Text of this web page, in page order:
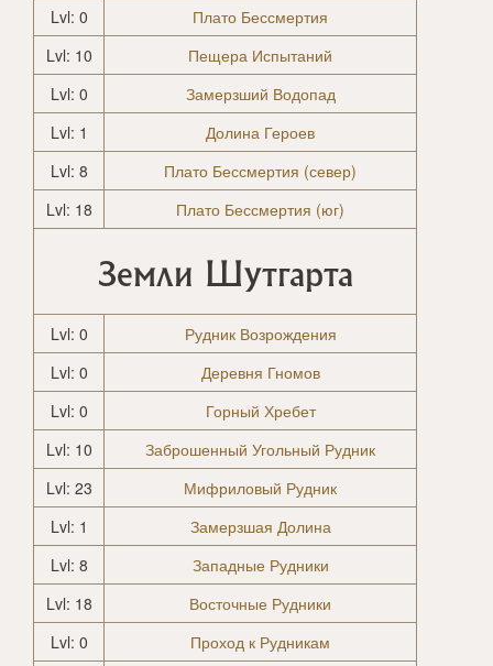
Lvl: 0
Плато Бессмертия
Lvl: 10
Пещера Испытаний
Lvl: 0
Замерзший Водопад
Lvl: 1
Долина Героев
Lvl: 8
Плато Бессмертия (север)
Lvl: 18
Плато Бессмертия (юг)
Земли Шутгарта
Lvl: 0
Рудник Возрождения
Lvl: 0
Деревня Гномов
Lvl: 0
Горный Хребет
Lvl: 10
Заброшенный Угольный Рудник
Lvl: 23
Мифриловый Рудник
Lvl: 1
Замерзшая Долина
Lvl: 8
Западные Рудники
Lvl: 18
Восточные Рудники
Lvl: 0
Проход к Рудникам